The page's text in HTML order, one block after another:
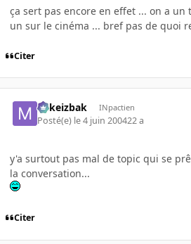
ça sert pas encore en effet ... on a un
un sur le cinéma ... bref pas de quoi
Citer
Mikeizbak INpactien
Posté(e) le 4 juin 200422 a
y'a surtout pas mal de topic qui se
la conversation...
Citer